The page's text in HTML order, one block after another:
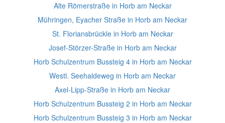
Alte Römerstraße in Horb am Neckar
Mühringen, Eyacher Straße in Horb am Neckar
St. Floriansbrückle in Horb am Neckar
Josef-Störzer-Straße in Horb am Neckar
Horb Schulzentrum Bussteig 4 in Horb am Neckar
Westl. Seehaldeweg in Horb am Neckar
Axel-Lipp-Straße in Horb am Neckar
Horb Schulzentrum Bussteig 2 in Horb am Neckar
Horb Schulzentrum Bussteig 3 in Horb am Neckar